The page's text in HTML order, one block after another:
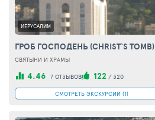
ИЕРУСАЛИМ
ГРОБ ГОСПОДЕНЬ (CHRIST`S TOMB)
СВЯТЫНИ И ХРАМЫ
4.46 7 ОТЗЫВОВ 122 / 320
СМОТРЕТЬ ЭКСКУРСИИ (1)